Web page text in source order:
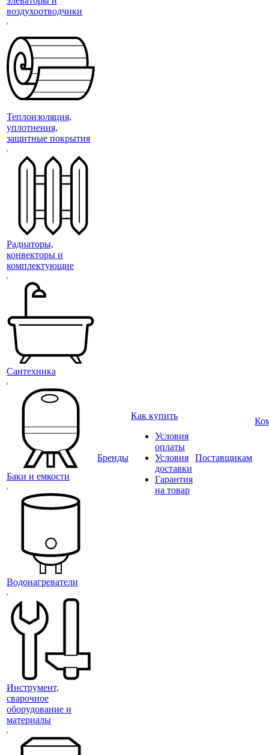
воздухоотводчики
Теплоизоляция,
уплотнения,
защитные покрытия
Радиаторы,
конвекторы и
комплектующие
Сантехника
Баки и емкости
Водонагреватели
Инструмент,
сварочное
оборудование и
материалы
Бренды
Как купить
Условия
оплаты
Условия
доставки
Гарантия
на товар
Поставщикам